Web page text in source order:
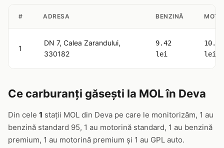
# ADRESA BENZINĂ
1
DN 7, Calea Zarandului,
330182
9.42
lei
10.63
lei
Ce carburanți găsești la MOL în Deva
Din cele 1 stații MOL din Deva pe care le monitorizăm, 1 au
benzină standard 95, 1 au motorină standard, 1 au benzină
premium, 1 au motorină premium și 1 au GPL auto.